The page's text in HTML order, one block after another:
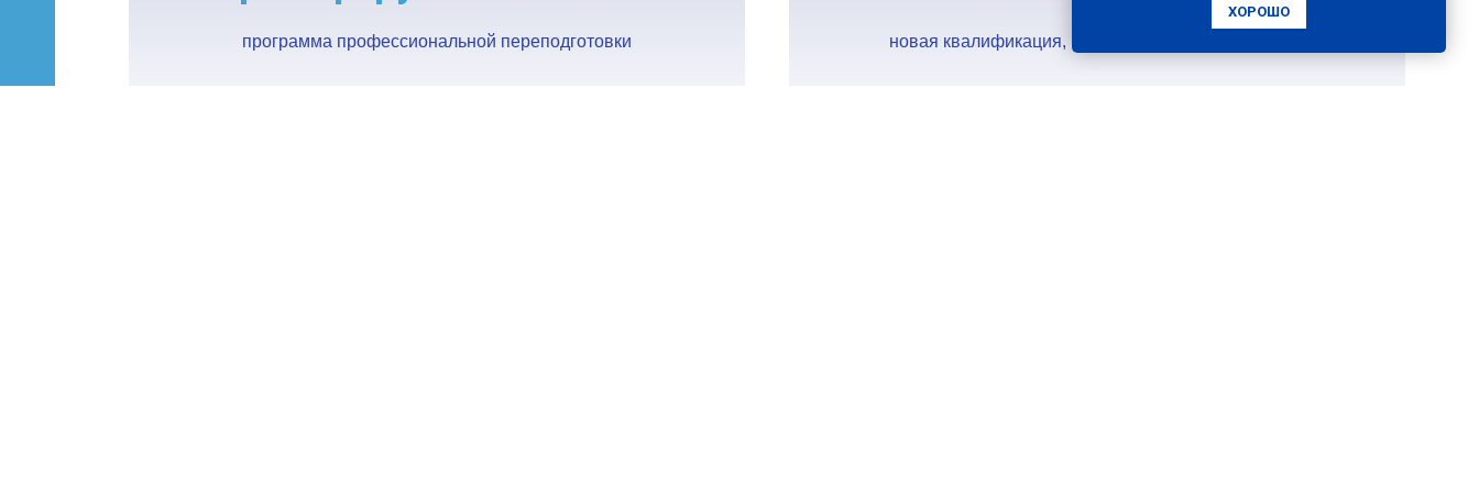
программа профессиональной переподготовки новая квалификация, профессиональный уровень
ХОРОШО